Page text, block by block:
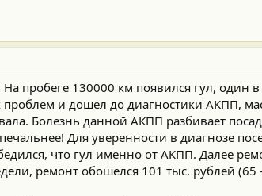
пробеге 130000 км появился гул, один
и дошел до диагностики АКПП,
Болезнь данной АКПП разбивает
Для уверенности в диагнозе
что гул именно от АКПП. Далее
ремонт обошелся 101 тыс. рублей (65